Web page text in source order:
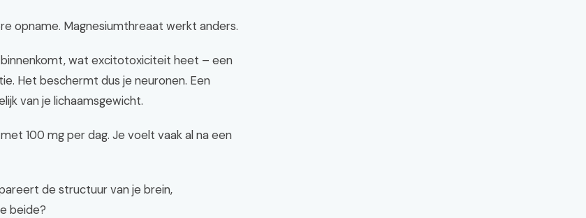
opname. Magnesiumthreaat werkt anders.
wat excitotoxiciteit heet – een
Het beschermt dus je neuronen. Een
van je lichaamsgewicht.
100 mg per dag. Je voelt vaak al na een
de structuur van je brein,
beide?